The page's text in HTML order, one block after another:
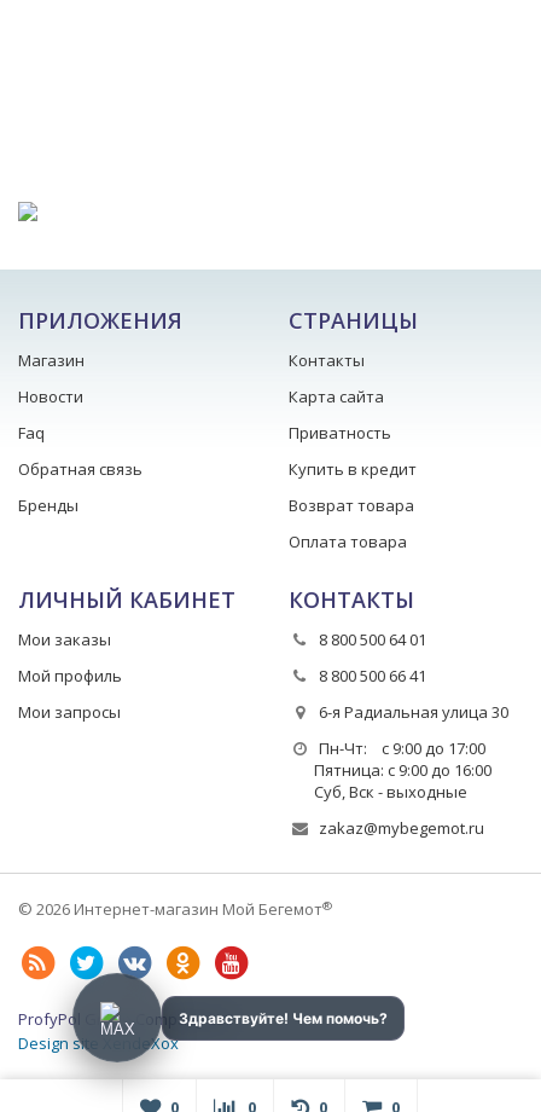
ПРИЛОЖЕНИЯ
Магазин
Новости
Faq
Обратная связь
Бренды
СТРАНИЦЫ
Контакты
Карта сайта
Приватность
Купить в кредит
Возврат товара
Оплата товара
ЛИЧНЫЙ КАБИНЕТ
Мои заказы
Мой профиль
Мои запросы
КОНТАКТЫ
8 800 500 64 01
8 800 500 66 41
6-я Радиальная улица 30
Пн-Чт: с 9:00 до 17:00
Пятница: с 9:00 до 16:00
Суб, Вск - выходные
zakaz@mybegemot.ru
© 2026 Интернет-магазин Мой Бегемот®
ProfyPol Group Company LLC
Design site XendeXox
0 0 0 0